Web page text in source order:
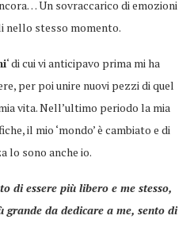
Un sovraccarico di emozioni
nello stesso momento.
‘ di cui vi anticipavo prima mi ha
per poi unire nuovi pezzi di quel
vita. Nell’ultimo periodo la mia
il mio ‘mondo’ è cambiato e di
lo sono anche io.
di essere più libero e me stesso,
grande da dedicare a me, sento di